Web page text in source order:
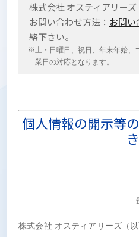
株式会社 オスティアリー
お問い合わせ方法： お問
絡下さい。
※土・日曜日、祝日、年末年始、
業日の対応となります。
個人情報の開示等
き
株式会社 オスティアリーズ（